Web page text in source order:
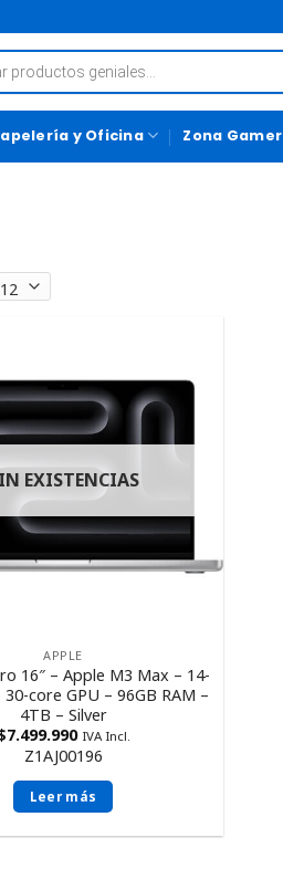
y Oficina Zona Gamer
EXISTENCIAS
APPLE
16″ – Apple M3 Max – 14-
core GPU – 96GB RAM –
4TB – Silver
7.499.990 IVA Incl.
Z1AJ00196
Leer más